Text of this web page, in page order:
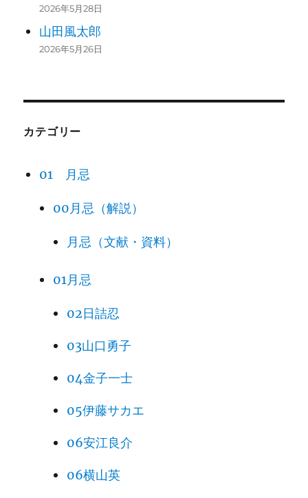
2026年5月28日
山田風太郎
2026年5月26日
カテゴリー
01 月忌
00月忌（解説）
月忌（文献・資料）
01月忌
02日詰忍
03山口勇子
04金子一士
05伊藤サカエ
06安江良介
06横山英